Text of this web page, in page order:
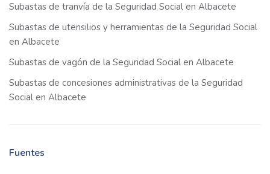
Subastas de tranvía de la Seguridad Social en Albacete
Subastas de utensilios y herramientas de la Seguridad Social
en Albacete
Subastas de vagón de la Seguridad Social en Albacete
Subastas de concesiones administrativas de la Seguridad
Social en Albacete
Fuentes